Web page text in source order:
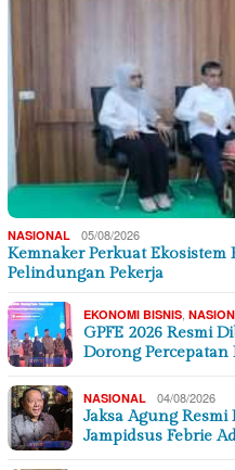
NASIONAL 05/08/2026
Kemnaker Perkuat
Pelindungan Pekerja
EKONOMI BISNIS
GPFE 2026 Resmi
Dorong Percepatan
NASIONAL 04/08/2026
Jaksa Agung
Jampidsus Febrie